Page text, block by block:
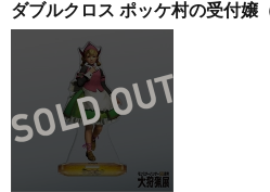
ダブルクロス ポッケ村の受付嬢